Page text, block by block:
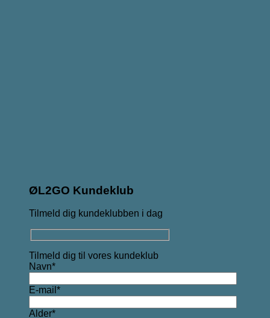
ØL2GO Kundeklub
Tilmeld dig kundeklubben i dag
Tilmeld dig til vores kundeklub
Navn*
E-mail*
Alder*